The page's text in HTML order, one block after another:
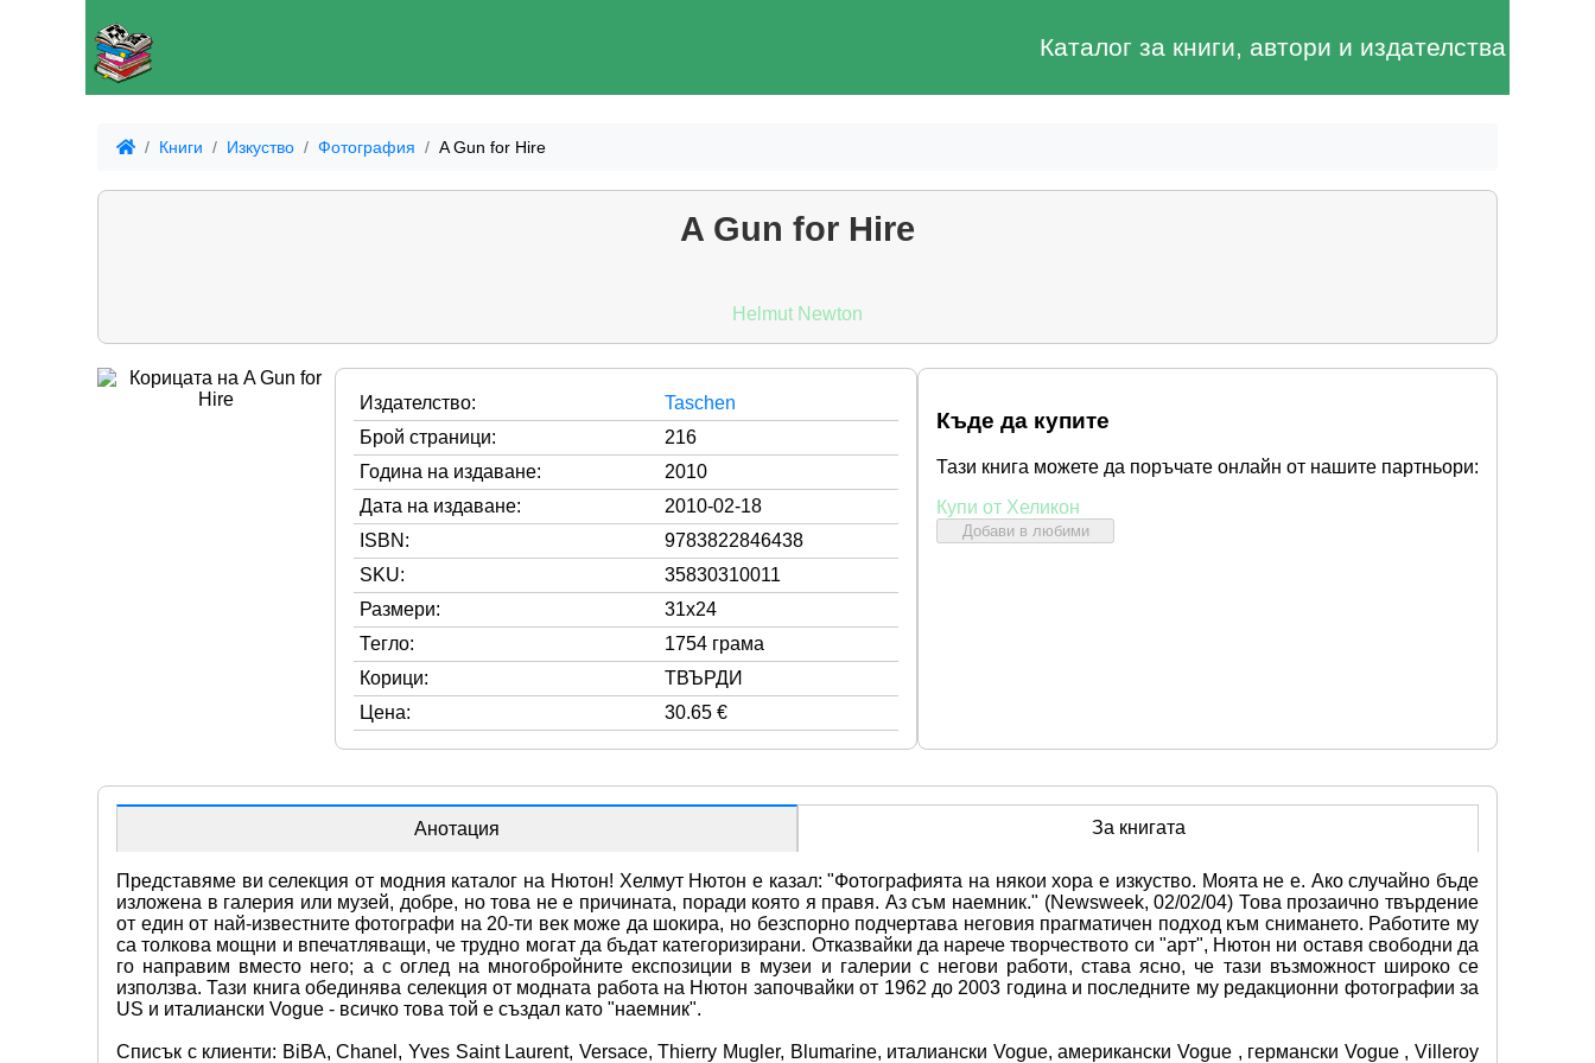
Каталог за книги, автори и издателства
Книги Изкуство Фотография A Gun for Hire
A Gun for Hire
Helmut Newton
Издателство:
Taschen
Брой страници:
216
Година на издаване:
2010
Дата на издаване:
2010-02-18
ISBN:
9783822846438
SKU:
35830310011
Размери:
31x24
Тегло:
1754 грама
Корици:
ТВЪРДИ
Цена:
30.65 €
Къде да купите
Тази книга можете да поръчате онлайн от нашите партньори:
Купи от Хеликон
Добави в любими
Анотация За книгата
Представяме ви селекция от модния каталог на Нютон! Хелмут Нютон е казал: "Фотографията на някои хора е изкуство. Моята не е. Ако случайно бъде
изложена в галерия или музей, добре, но това не е причината, поради която я правя. Аз съм наемник." (Newsweek, 02/02/04) Това прозаично твърдение
от един от най-известните фотографи на 20-ти век може да шокира, но безспорно подчертава неговия прагматичен подход към снимането. Работите му
са толкова мощни и впечатляващи, че трудно могат да бъдат категоризирани. Отказвайки да нарече творчеството си "арт", Нютон ни оставя свободни да
го направим вместо него; а с оглед на многобройните експозиции в музеи и галерии с негови работи, става ясно, че тази възможност широко се
използва. Тази книга обединява селекция от модната работа на Нютон започвайки от 1962 до 2003 година и последните му редакционни фотографии за
US и италиански Vogue - всичко това той е създал като "наемник".
Списък с клиенти: BiBA, Chanel, Yves Saint Laurent, Versace, Thierry Mugler, Blumarine, италиански Vogue, американски Vogue , германски Vogue , Villeroy